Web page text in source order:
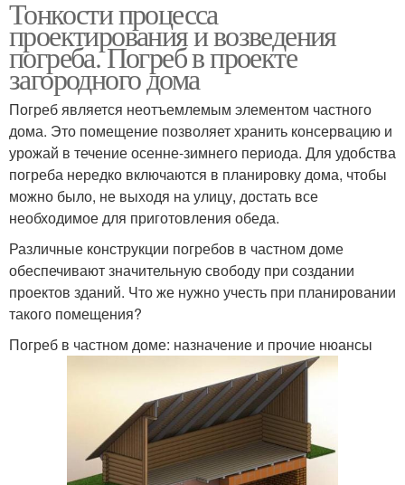
Тонкости процесса
проектирования и возведения
погреба. Погреб в проекте
загородного дома
Погреб является неотъемлемым элементом частного
дома. Это помещение позволяет хранить консервацию и
урожай в течение осенне-зимнего периода. Для удобства
погреба нередко включаются в планировку дома, чтобы
можно было, не выходя на улицу, достать все
необходимое для приготовления обеда.
Различные конструкции погребов в частном доме
обеспечивают значительную свободу при создании
проектов зданий. Что же нужно учесть при планировании
такого помещения?
Погреб в частном доме: назначение и прочие нюансы